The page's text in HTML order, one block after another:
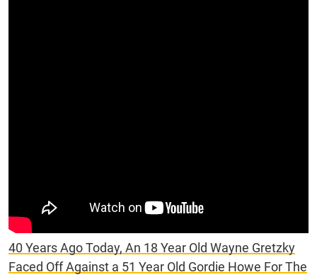
40 Years Ago Today, An 18 Year Old Wayne Gretzky
Faced Off Against a 51 Year Old Gordie Howe For The